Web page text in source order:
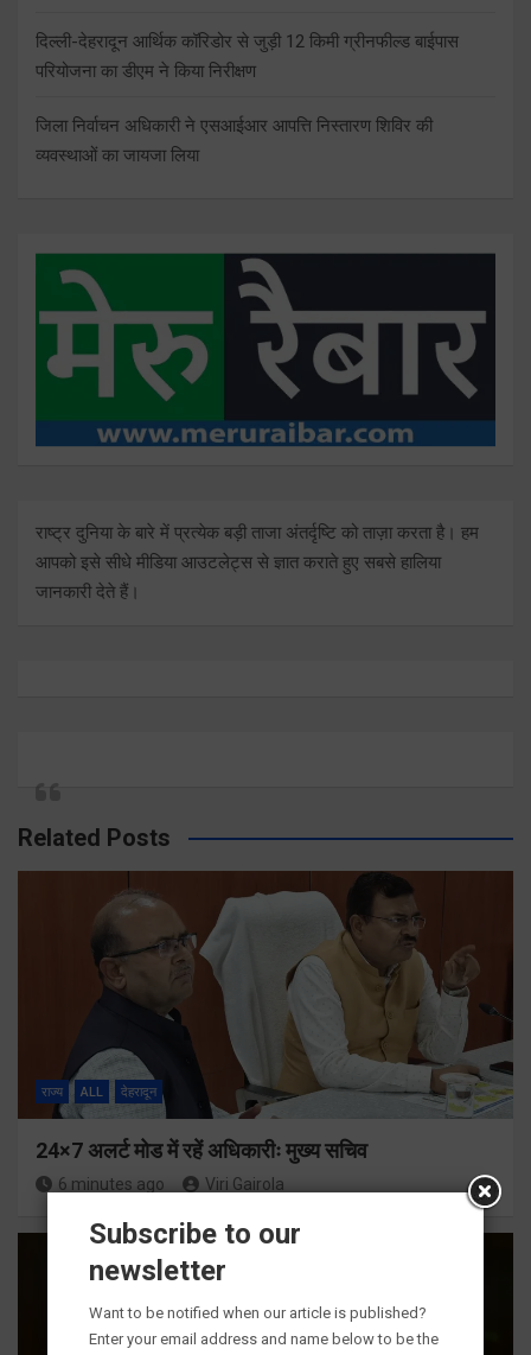
दिल्ली-देहरादून आर्थिक कॉरिडोर से जुड़ी 12 किमी ग्रीनफील्ड बाईपास
परियोजना का डीएम ने किया निरीक्षण
जिला निर्वाचन अधिकारी ने एसआईआर आपत्ति निस्तारण शिविर की
व्यवस्थाओं का जायजा लिया
राष्ट्र दुनिया के बारे में प्रत्येक बड़ी ताजा अंतर्दृष्टि को ताज़ा करता है। हम
आपको इसे सीधे मीडिया आउटलेट्स से ज्ञात कराते हुए सबसे हालिया
जानकारी देते हैं।
Related Posts
राज्य ALL देहरादून
24×7 अलर्ट मोड में रहें अधिकारीः मुख्य सचिव
6 minutes ago Viri Gairola
Subscribe to our
newsletter
Want to be notified when our article is published?
Enter your email address and name below to be the